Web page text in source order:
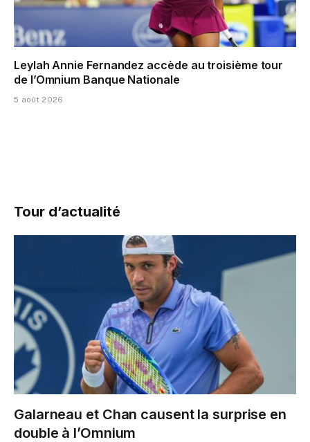
Leylah Annie Fernandez accède au troisième tour
de l’Omnium Banque Nationale
5 août 2026
Tour d’actualité
Galarneau et Chan causent la surprise en
double à l’Omnium